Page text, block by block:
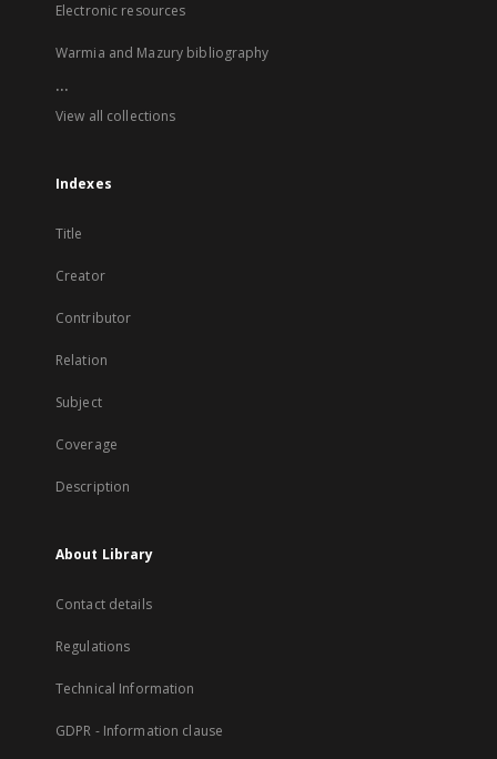
Electronic resources
Warmia and Mazury bibliography
...
View all collections
Indexes
Title
Creator
Contributor
Relation
Subject
Coverage
Description
About Library
Contact details
Regulations
Technical Information
GDPR - Information clause